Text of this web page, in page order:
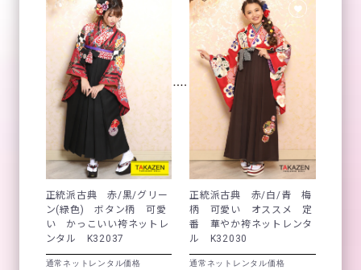
正統派古典 赤/黒/グリー
ン(緑色) ボタン柄 可愛
い かっこいい袴ネットレ
ンタル K32037
通常ネットレンタル価格
正統派古典 赤/白/青 梅
柄 可愛い オススメ 定
番 華やか袴ネットレンタ
ル K32030
通常ネットレンタル価格